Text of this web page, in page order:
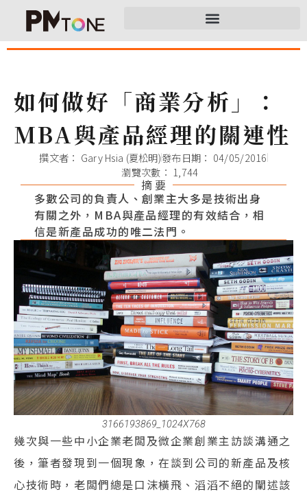
如何做好「商業分析」：
MBA與產品經理的關連性
撰文者： Gary Hsia (夏松明)發布日期： 04/05/2016
瀏覽次數： 1,744
摘 要
多數公司的負責人、創業主大多是技術出身
有關之外，MBA與產品經理的有效結合，相
信是新產品成功的唯二法門。
3166193869_1024X768
幾次與一些中小企業老闆及微企業創業主訪談溝通之
後，筆者發現到一個現象，在談到公司的新產品及核
心技術時，老闆們總是口沫橫飛、滔滔不絕的闡述該